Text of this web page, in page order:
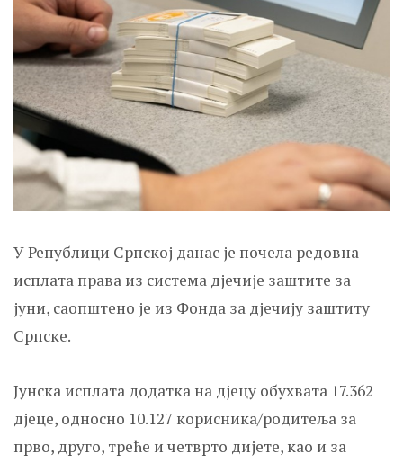
У Републици Српској данас је почела редовна
исплата права из система дјечије заштите за
јуни, саопштено је из Фонда за дјечију заштиту
Српске.
Јунска исплата додатка на дјецу обухвата 17.362
дјеце, односно 10.127 корисника/родитеља за
прво, друго, треће и четврто дијете, као и за